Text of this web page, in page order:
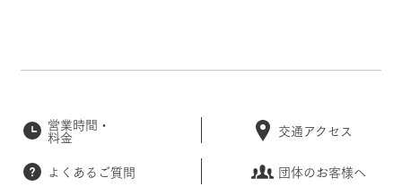
営業時間・
料金 交通アクセス
よくあるご質問
団体のお客様へ